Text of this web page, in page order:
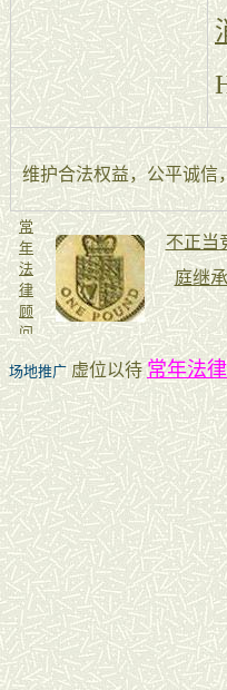
维护合法权益，公平诚信
场地推广 虚位以待常年法